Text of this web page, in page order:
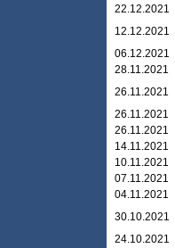
22.12.2021
12.12.2021
06.12.2021
28.11.2021
26.11.2021
26.11.2021
26.11.2021
14.11.2021
10.11.2021
07.11.2021
04.11.2021
30.10.2021
24.10.2021